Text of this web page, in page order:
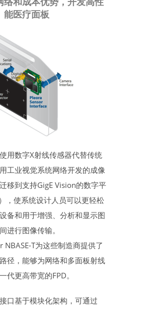
能医疗面板
用数字X射线传感器代替传统
工业视觉系统网络开发的成像
移到支持GigE Vision的数字平
，使系统设计人员可以更轻松
备和用于增强、分析和显示图
进行图像传输。
NBASE-T为这些制造商提供了
径，能够为网络和多面板射线
代更高带宽的FPD。
口基于模块化架构，可通过